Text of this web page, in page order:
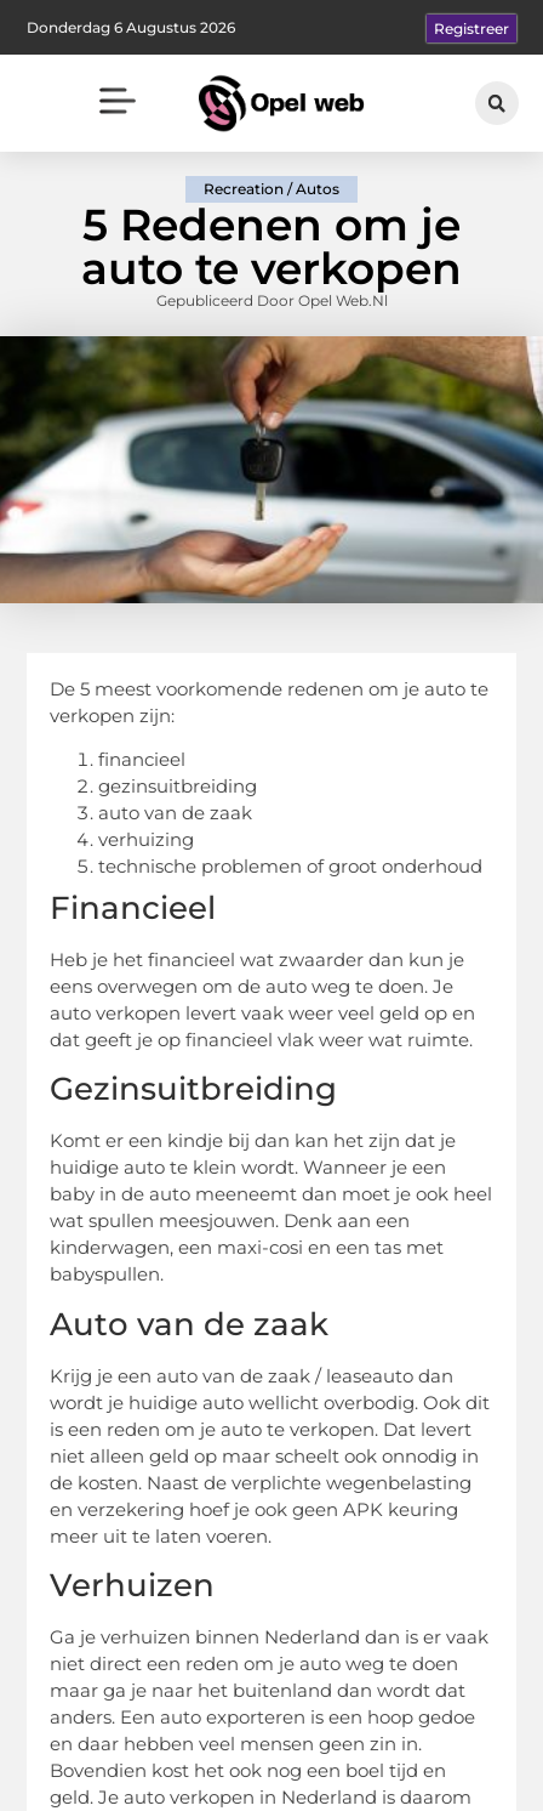
Donderdag 6 Augustus 2026 Registreer
Recreation / Autos
5 Redenen om je
auto te verkopen
Gepubliceerd Door Opel Web.nl
De 5 meest voorkomende redenen om je auto te
verkopen zijn:
financieel
gezinsuitbreiding
auto van de zaak
verhuizing
technische problemen of groot onderhoud
Financieel
Heb je het financieel wat zwaarder dan kun je
eens overwegen om de auto weg te doen. Je
auto verkopen levert vaak weer veel geld op en
dat geeft je op financieel vlak weer wat ruimte.
Gezinsuitbreiding
Komt er een kindje bij dan kan het zijn dat je
huidige auto te klein wordt. Wanneer je een
baby in de auto meeneemt dan moet je ook heel
wat spullen meesjouwen. Denk aan een
kinderwagen, een maxi-cosi en een tas met
babyspullen.
Auto van de zaak
Krijg je een auto van de zaak / leaseauto dan
wordt je huidige auto wellicht overbodig. Ook dit
is een reden om je auto te verkopen. Dat levert
niet alleen geld op maar scheelt ook onnodig in
de kosten. Naast de verplichte wegenbelasting
en verzekering hoef je ook geen APK keuring
meer uit te laten voeren.
Verhuizen
Ga je verhuizen binnen Nederland dan is er vaak
niet direct een reden om je auto weg te doen
maar ga je naar het buitenland dan wordt dat
anders. Een auto exporteren is een hoop gedoe
en daar hebben veel mensen geen zin in.
Bovendien kost het ook nog een boel tijd en
geld. Je auto verkopen in Nederland is daarom